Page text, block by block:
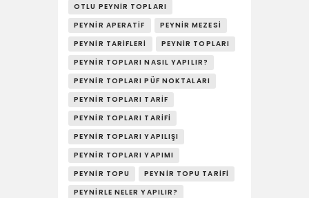
OTLU PEYNIR TOPLARI
PEYNIR APERATIF
PEYNIR MEZESI
PEYNIR TARIFLERI
PEYNIR TOPLARI
PEYNIR TOPLARI NASIL YAPILIR?
PEYNIR TOPLARI PÜF NOKTALARI
PEYNIR TOPLARI TARIF
PEYNIR TOPLARI TARIFI
PEYNIR TOPLARI YAPILIŞI
PEYNIR TOPLARI YAPIMI
PEYNIR TOPU
PEYNIR TOPU TARIFI
PEYNIRLE NELER YAPILIR?